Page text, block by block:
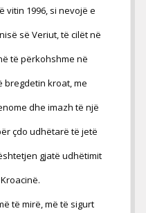
vitin 1996, si nevojë e
së Veriut, të cilët në
të përkohshme në
bregdetin kroat, me
dhe imazh të një
çdo udhëtarë të jetë
gjatë udhëtimit
të mirë, më të sigurt